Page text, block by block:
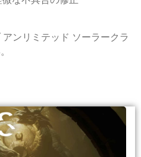
ンリミテッド ソーラークラ